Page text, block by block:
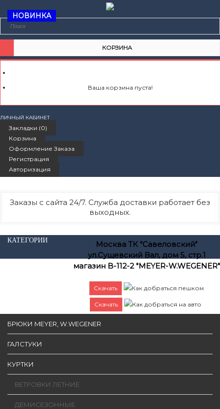
КОРЗИНА
Ваша корзина пуста!
ЛИЧНЫЙ КАБИНЕТ
Закладки (0)
Корзина
Оформление Заказа
Регистрация
Авторизация
Заказы с сайта 24/7. Служба доставки работает без
выходных.
Москва ТК "Савеловский"
ул.Сущевский Вал, дом 5, стр.1
магазин B-112-2 "MEYER-W.WEGENER"
Скачать Как добраться пешком
Скачать Как добраться на авто
КАТЕГОРИИ
БРЮКИ MEYER, W.WEGENER
ГАЛСТУКИ
КУРТКИ
ВЕТРОВКИ ЛЕТНИЕ
ДЕМИСЕЗОННЫЕ
НОВИНКА